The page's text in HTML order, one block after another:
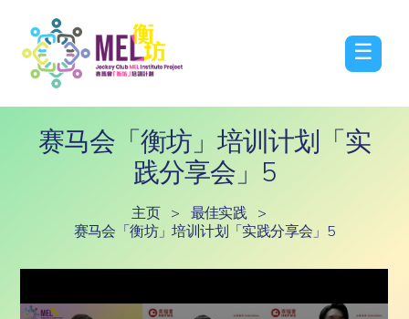
☰
赛马会「衡坊」培训计划「实
践分享会」5
主页 > 最佳实践
>
赛马会「衡坊」培训计划「实践分享会」5